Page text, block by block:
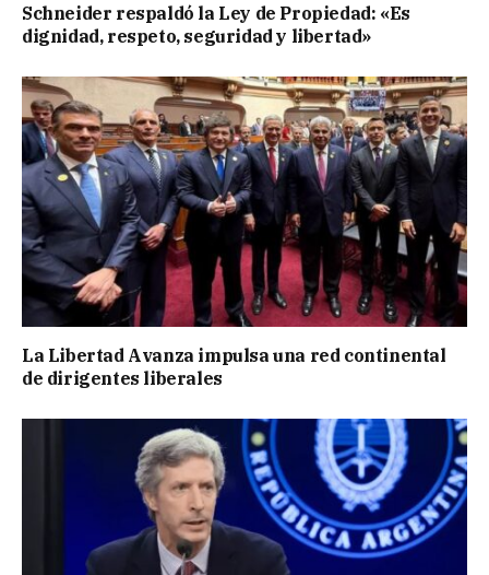
Schneider respaldó la Ley de Propiedad: «Es
dignidad, respeto, seguridad y libertad»
La Libertad Avanza impulsa una red continental
de dirigentes liberales